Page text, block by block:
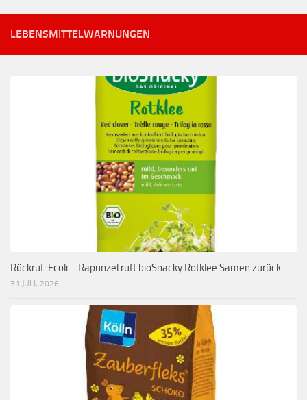
LEBENSMITTELWARNUNGEN
Rückruf: Ecoli – Rapunzel ruft bioSnacky Rotklee Samen zurück
31 JULI, 2026